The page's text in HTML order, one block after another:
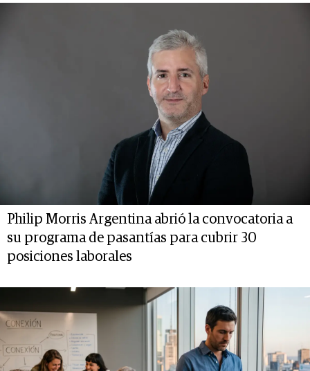
Philip Morris Argentina abrió la convocatoria a
su programa de pasantías para cubrir 30
posiciones laborales